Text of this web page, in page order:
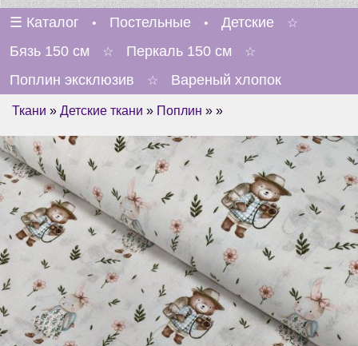
☰ Каталог • Постельные • Детские ☆
Бязь 150 см ☆ Перкаль 150 см ☆
Поплин эксклюзив ☆ Вареный хлопок
Ткани » Детские ткани » Поплин » »